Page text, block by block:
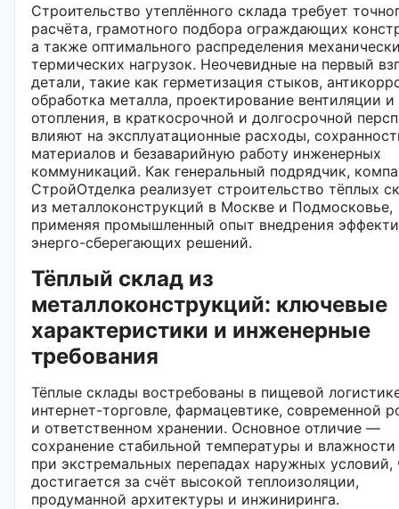
Строительство утеплённого склада требует
расчёта, грамотного подбора ограждающих
а также оптимального распределения
термических нагрузок. Неочевидные на первый
детали, такие как герметизация стыков,
обработка металла, проектирование вентиляции и
отопления, в краткосрочной и долгосрочной
влияют на эксплуатационные расходы,
материалов и безаварийную работу инженерных
коммуникаций. Как генеральный подрядчик,
СтройОтделка реализует строительство тёплых
из металлоконструкций в Москве и Подмосковье,
применяя промышленный опыт внедрения
энерго-сберегающих решений.
Тёплый склад из
металлоконструкций: ключевые
характеристики и инженерные
требования
Тёплые склады востребованы в пищевой
интернет-торговле, фармацевтике, современной
и ответственном хранении. Основное отличие —
сохранение стабильной температуры и
при экстремальных перепадах наружных условий,
достигается за счёт высокой теплоизоляции,
продуманной архитектуры и инжиниринга.